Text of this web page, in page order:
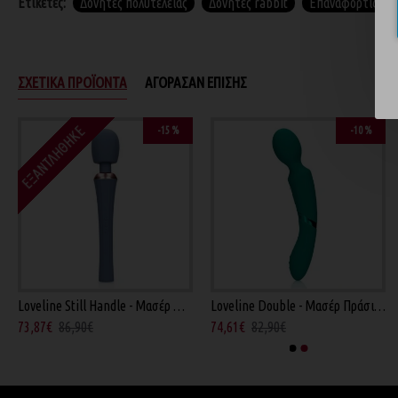
ΣΧΕΤΙΚΆ ΠΡΟΪΌΝΤΑ ΑΓΌΡΑΣΑΝ ΕΠΊΣΗΣ
-15 %
ΕΞΑΝΤΛΉΘΗΚΕ
Loveline Still Handle - Μασέρ Μπλε 30εκ
73,87€ 86,90€
-10 %
Loveline Double - Μασέρ Πράσινο 8.5εκ
74,61€ 82,90€
-10 %
53,91€ 59,90€
-25 %
202,43€ 269,90€